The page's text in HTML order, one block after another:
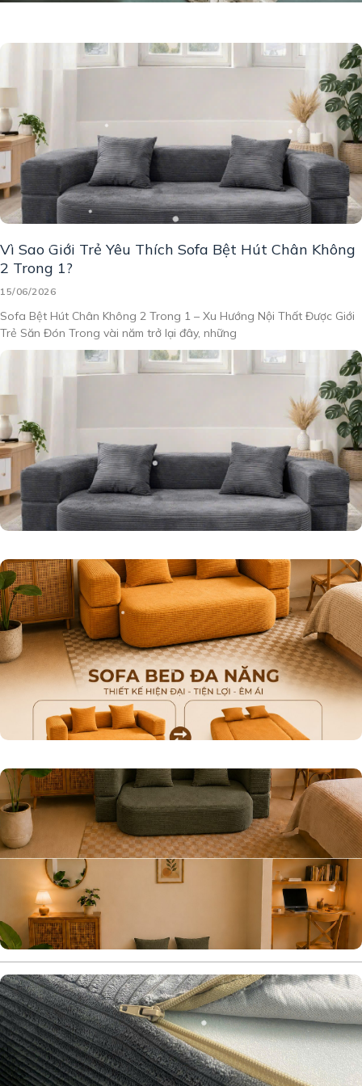
Vì Sao Giới Trẻ Yêu Thích Sofa Bệt Hút Chân Không
2 Trong 1?
15/06/2026
Sofa Bệt Hút Chân Không 2 Trong 1 – Xu Hướng Nội Thất Được Giới
Trẻ Săn Đón Trong vài năm trở lại đây, những